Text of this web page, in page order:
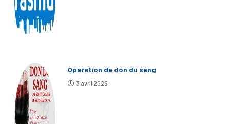
Operation de don du sang
3 avril 2026